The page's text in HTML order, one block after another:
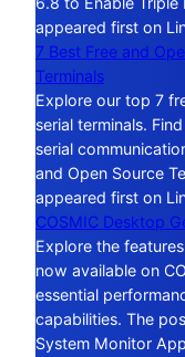
appeared first on
7 Best Free and
Terminals
Explore our top 7
serial terminals.
serial
and Open Source
appeared first on
COSMIC Desktop
Explore the
now available on
essential
capabilities. The
System Monitor